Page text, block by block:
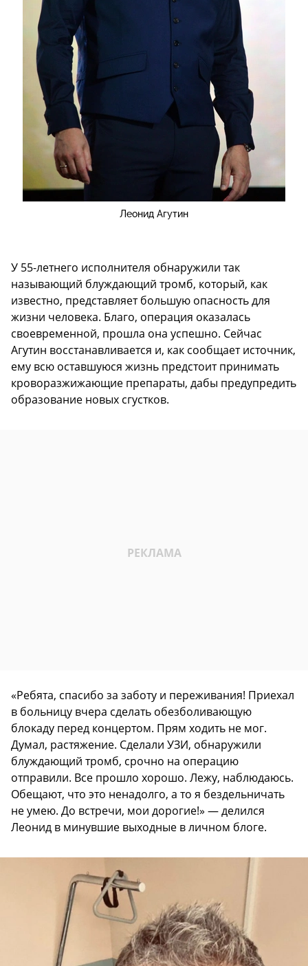
Леонид Агутин
У 55-летнего исполнителя обнаружили так
называющий блуждающий тромб, который, как
известно, представляет большую опасность для
жизни человека. Благо, операция оказалась
своевременной, прошла она успешно. Сейчас
Агутин восстанавливается и, как сообщает источник,
ему всю оставшуюся жизнь предстоит принимать
кроворазжижающие препараты, дабы предупредить
образование новых сгустков.
«Ребята, спасибо за заботу и переживания! Приехал
в больницу вчера сделать обезболивающую
блокаду перед концертом. Прям ходить не мог.
Думал, растяжение. Сделали УЗИ, обнаружили
блуждающий тромб, срочно на операцию
отправили. Все прошло хорошо. Лежу, наблюдаюсь.
Обещают, что это ненадолго, а то я бездельничать
не умею. До встречи, мои дорогие!» — делился
Леонид в минувшие выходные в личном блоге.